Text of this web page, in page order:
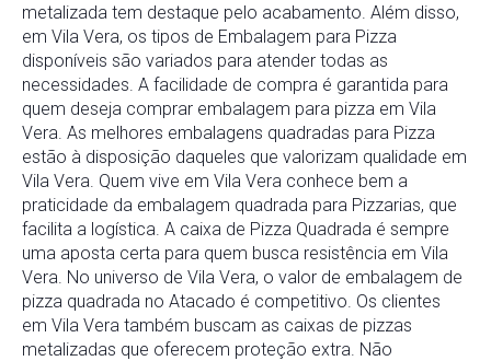
metalizada tem destaque pelo acabamento. Além disso,
em Vila Vera, os tipos de Embalagem para Pizza
disponíveis são variados para atender todas as
necessidades. A facilidade de compra é garantida para
quem deseja comprar embalagem para pizza em Vila
Vera. As melhores embalagens quadradas para Pizza
estão à disposição daqueles que valorizam qualidade em
Vila Vera. Quem vive em Vila Vera conhece bem a
praticidade da embalagem quadrada para Pizzarias, que
facilita a logística. A caixa de Pizza Quadrada é sempre
uma aposta certa para quem busca resistência em Vila
Vera. No universo de Vila Vera, o valor de embalagem de
pizza quadrada no Atacado é competitivo. Os clientes
em Vila Vera também buscam as caixas de pizzas
metalizadas que oferecem proteção extra. Não